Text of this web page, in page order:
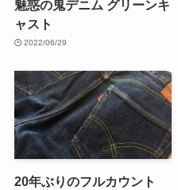
魅惑の鬼デニム グリーンキ
ャスト
2022/06/29
20年ぶりのフルカウント